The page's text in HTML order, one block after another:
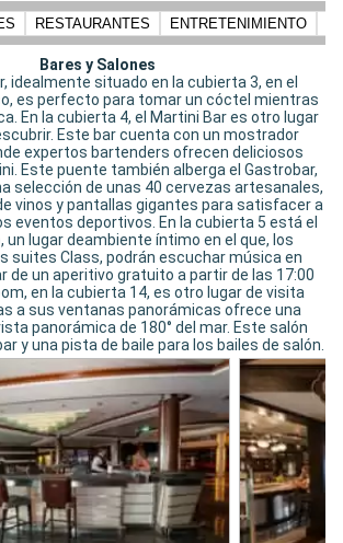
RESTAURANTES ENTRETENIMIENTO
Bares y Salones
idealmente situado en la cubierta 3, en el
es perfecto para tomar un cóctel mientras
En la cubierta 4, el Martini Bar es otro lugar
Este bar cuenta con un mostrador
expertos bartenders ofrecen deliciosos
Este puente también alberga el Gastrobar,
selección de unas 40 cervezas artesanales,
vinos y pantallas gigantes para satisfacer a
eventos deportivos. En la cubierta 5 está el
un lugar deambiente íntimo en el que, los
suites Class, podrán escuchar música en
de un aperitivo gratuito a partir de las 17:00
en la cubierta 14, es otro lugar de visita
a sus ventanas panorámicas ofrece una
panorámica de 180° del mar. Este salón
y una pista de baile para los bailes de salón.